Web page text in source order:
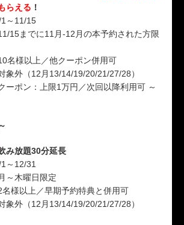
らえる ！
1～11/15
15までに11月-12月の本予約された方限
名様以上／他クーポン併用可
象外（12月13/14/19/20/21/27/28）
ーポン：上限1万円／次回以降利用可 ～
み放題30分延長
1～12/31
～木曜日限定
名様以上／早期予約特典と併用可
象外（12月13/14/19/20/21/27/28）